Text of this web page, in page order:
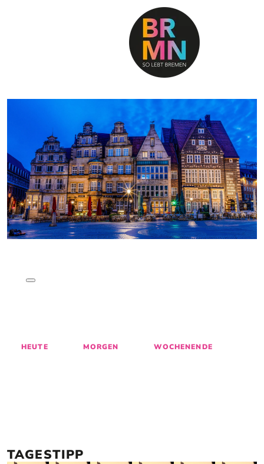
HEUTE MORGEN WOCHENENDE
TAGESTIPP